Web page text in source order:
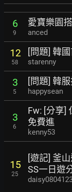
6
9
愛寶樂園
anced
12
58
[問題] 韓
starenny
3
5
[問題] 韓
happysean
3
6
Fw: [分享]
免費進
kenny53
15
25
[遊記] 釜
SS一日遊